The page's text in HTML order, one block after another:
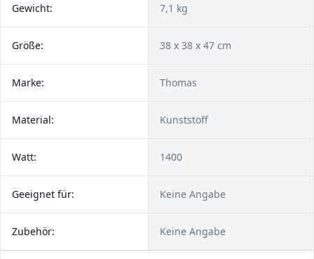
Gewicht: 7,1 kg
Größe: ‎38 x 38 x 47 cm
Marke: ‎Thomas
Material: ‎Kunststoff
Watt: 1400
Geeignet für: Keine Angabe
Zubehör: Keine Angabe